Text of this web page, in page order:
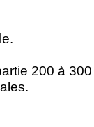
200 à